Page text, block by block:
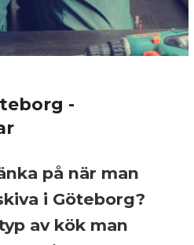
-
på när man
i Göteborg?
av kök man